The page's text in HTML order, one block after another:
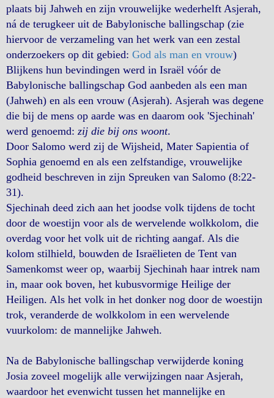
plaats bij Jahweh en zijn vrouwelijke wederhelft Asjerah,
ná de terugkeer uit de Babylonische ballingschap (zie
hiervoor de verzameling van het werk van een zestal
onderzoekers op dit gebied: God als man en vrouw)
Blijkens hun bevindingen werd in Israël vóór de
Babylonische ballingschap God aanbeden als een man
(Jahweh) en als een vrouw (Asjerah). Asjerah was degene
die bij de mens op aarde was en daarom ook 'Sjechinah'
werd genoemd: zij die bij ons woont.
Door Salomo werd zij de Wijsheid, Mater Sapientia of
Sophia genoemd en als een zelfstandige, vrouwelijke
godheid beschreven in zijn Spreuken van Salomo (8:22-
31).
Sjechinah deed zich aan het joodse volk tijdens de tocht
door de woestijn voor als de wervelende wolkkolom, die
overdag voor het volk uit de richting aangaf. Als die
kolom stilhield, bouwden de Israëlieten de Tent van
Samenkomst weer op, waarbij Sjechinah haar intrek nam
in, maar ook boven, het kubusvormige Heilige der
Heiligen. Als het volk in het donker nog door de woestijn
trok, veranderde de wolkkolom in een wervelende
vuurkolom: de mannelijke Jahweh.
Na de Babylonische ballingschap verwijderde koning
Josia zoveel mogelijk alle verwijzingen naar Asjerah,
waardoor het evenwicht tussen het mannelijke en